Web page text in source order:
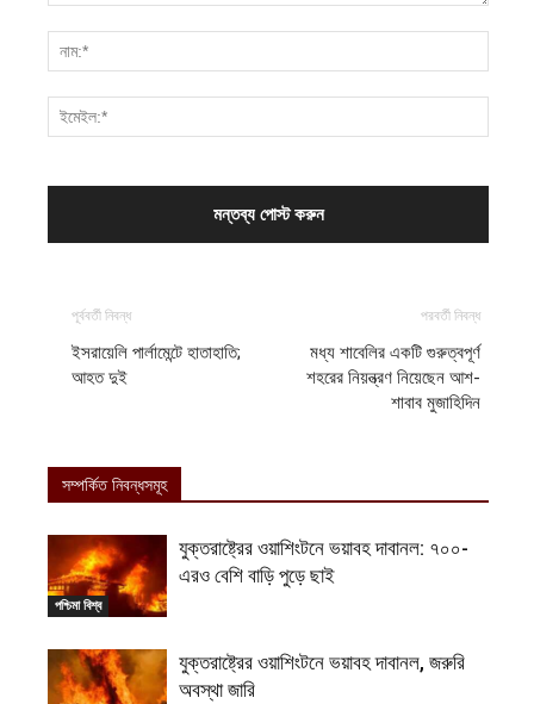
পূর্ববর্তী নিবন্ধ
ইসরায়েলি পার্লামেন্টে হাতাহাতি;
আহত দুই
পরবর্তী নিবন্ধ
মধ্য শাবেলির একটি গুরুত্বপূর্ণ
শহরের নিয়ন্ত্রণ নিয়েছেন আশ-
শাবাব মুজাহিদিন
সম্পর্কিত নিবন্ধসমূহ
পশ্চিমা বিশ্ব
যুক্তরাষ্ট্রের ওয়াশিংটনে ভয়াবহ দাবানল: ৭০০-
এরও বেশি বাড়ি পুড়ে ছাই
যুক্তরাষ্ট্রের ওয়াশিংটনে ভয়াবহ দাবানল, জরুরি
অবস্থা জারি